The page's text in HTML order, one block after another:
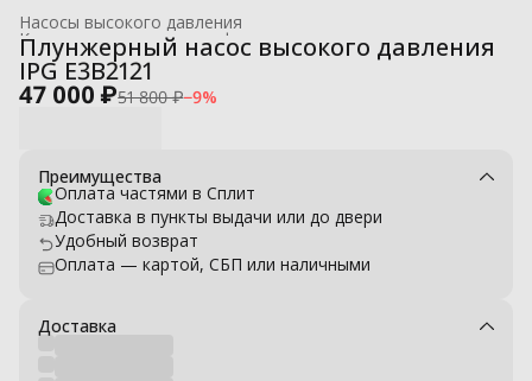
Насосы высокого давления
Комплектующие для профессиональных моек высокого
Главная ›
Плунжерный насос высокого давления
IPG E3B2121
47 000 ₽51 800 ₽−9%
Преимущества
Оплата частями в Сплит
Доставка в пункты выдачи или до двери
Удобный возврат
Оплата — картой, СБП или наличными
Доставка